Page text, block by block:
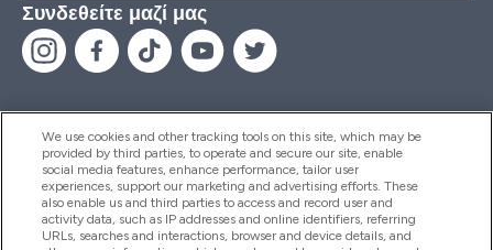
Συνδεθείτε μαζί μας
Βοήθεια & Πληροφορίες
Προϊόντα
We use cookies and other tracking tools on this site, which may be
provided by third parties, to operate and secure our site, enable
social media features, enhance performance, tailor user
experiences, support our marketing and advertising efforts. These
also enable us and third parties to access and record user and
activity data, such as IP addresses and online identifiers, referring
URLs, searches and interactions, browser and device details, and